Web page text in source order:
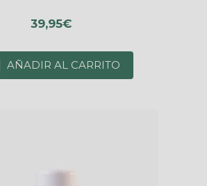
39,95€
AÑADIR AL CARRITO